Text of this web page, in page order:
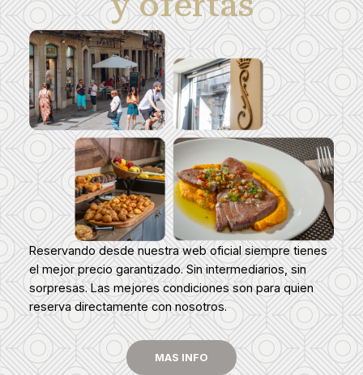
Reservando desde nuestra web oficial siempre tienes
el mejor precio garantizado. Sin intermediarios, sin
sorpresas. Las mejores condiciones son para quien
reserva directamente con nosotros.
MAS INFO